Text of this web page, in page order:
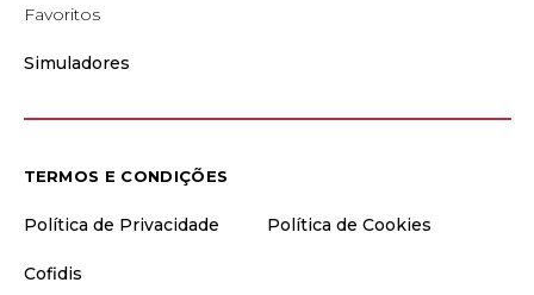
Favoritos
Simuladores
TERMOS E CONDIÇÕES
Política de Privacidade Política de Cookies
Cofidis